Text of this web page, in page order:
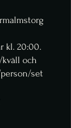
kl. 20:00.
och
set